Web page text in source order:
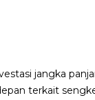
jangka
terkait